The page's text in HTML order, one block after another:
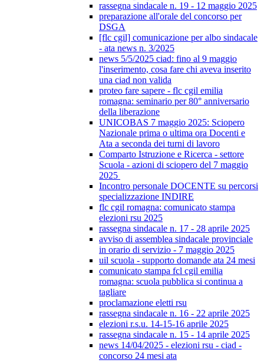
rassegna sindacale n. 19 - 12 maggio 2025
preparazione all'orale del concorso per
DSGA
[flc cgil] comunicazione per albo sindacale
- ata news n. 3/2025
news 5/5/2025 ciad: fino al 9 maggio
l'inserimento, cosa fare chi aveva inserito
una ciad non valida
proteo fare sapere - flc cgil emilia
romagna: seminario per 80° anniversario
della liberazione
UNICOBAS 7 maggio 2025: Sciopero
Nazionale prima o ultima ora Docenti e
Ata a seconda dei turni di lavoro
Comparto Istruzione e Ricerca - settore
Scuola - azioni di sciopero del 7 maggio
2025
Incontro personale DOCENTE su percorsi
specializzazione INDIRE
flc cgil romagna: comunicato stampa
elezioni rsu 2025
rassegna sindacale n. 17 - 28 aprile 2025
avviso di assemblea sindacale provinciale
in orario di servizio - 7 maggio 2025
uil scuola - supporto domande ata 24 mesi
comunicato stampa fcl cgil emilia
romagna: scuola pubblica si continua a
tagliare
proclamazione eletti rsu
rassegna sindacale n. 16 - 22 aprile 2025
elezioni r.s.u. 14-15-16 aprile 2025
rassegna sindacale n. 15 - 14 aprile 2025
news 14/04/2025 - elezioni rsu - ciad -
concorso 24 mesi ata